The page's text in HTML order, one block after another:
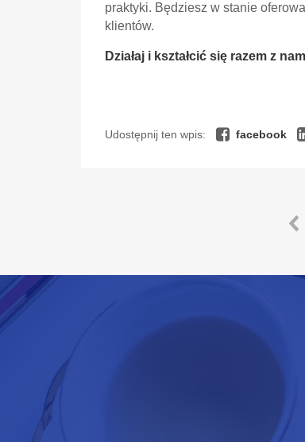
praktyki. Będziesz w stanie
klientów.
Działaj i kształcić się razem z
Udostępnij ten wpis: facebook